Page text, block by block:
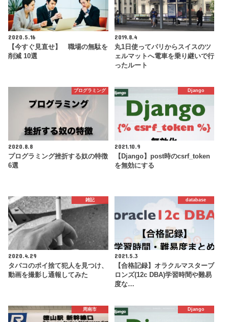
2020.5.16
【今すぐ見直せ】 職場の無駄を
削減 10選
2019.8.4
丸1日使ってパリからスイスのツ
ェルマットへ電車を乗り継いで行
ったルート
プログラミング
2020.8.8
プログラミング挫折する奴の特徴
6選
Django
2021.10.9
【Django】post時のcsrf_token
を無効にする
雑記
2020.4.29
タバコのポイ捨て犯人を見つけ、
動画を撮影し通報してみた
database
2021.5.3
【合格記録】オラクルマスターブ
ロンズ(12c DBA)学習時間や難易
度な…
周南市 Django